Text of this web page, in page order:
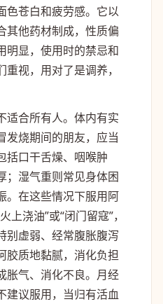
色苍白和疲劳感。它以
其他药材制成，性质偏
明显，使用时的禁忌和
视，用对了是调养，
适合所有人。体内有实
发烧期间的朋友，应当
括口干舌燥、咽喉肿
；湿气重则常见身体困
。在这些情况下服用阿
上浇油”或“闭门留寇”，
别虚弱、经常腹胀腹泻
胶质地黏腻，消化负担
胀气、消化不良。月经
建议服用，当归有活血